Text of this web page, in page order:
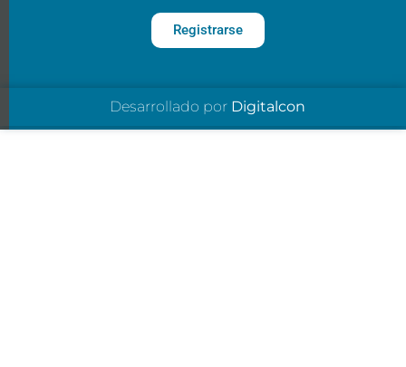
Registrarse
Desarrollado por Digitalcon